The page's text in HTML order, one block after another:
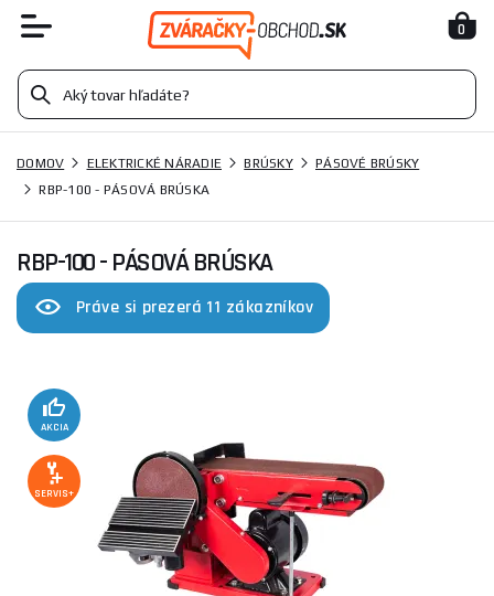
0
DOMOV ELEKTRICKÉ NÁRADIE BRÚSKY
PÁSOVÉ BRÚSKY
RBP-100 - PÁSOVÁ BRÚSKA
RBP-100 - PÁSOVÁ BRÚSKA
Práve si prezerá 11 zákazníkov
AKCIA
SERVIS+